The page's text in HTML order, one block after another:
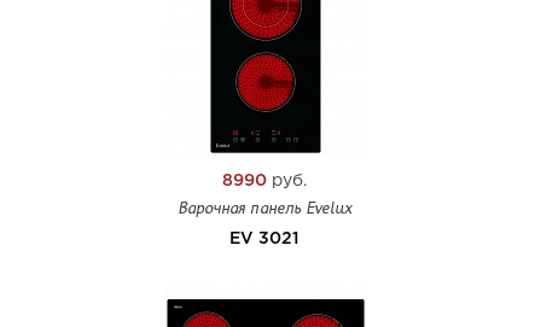
8990 руб.
Варочная панель Evelux
EV 3021